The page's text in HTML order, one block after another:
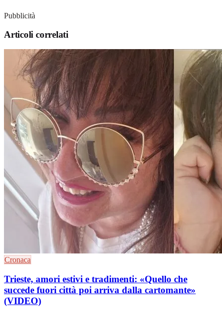
Pubblicità
Articoli correlati
Cronaca
Trieste, amori estivi e tradimenti: «Quello che
succede fuori città poi arriva dalla cartomante»
(VIDEO)